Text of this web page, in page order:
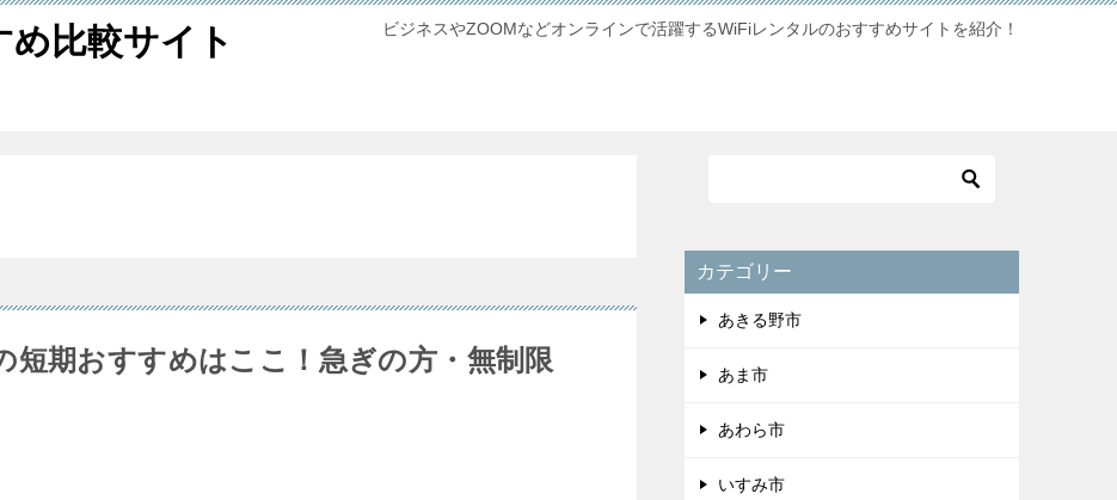
比較サイト
ビジネスやZOOMなどオンラインで活躍するWiFiレンタルのおすすめサイトを紹介！
短期おすすめはここ！急ぎの方・無制限
カテゴリー
あきる野市
あま市
あわら市
いすみ市